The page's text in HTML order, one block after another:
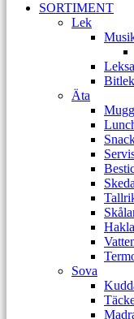
SORTIMENT
Lek
Äta
Sova